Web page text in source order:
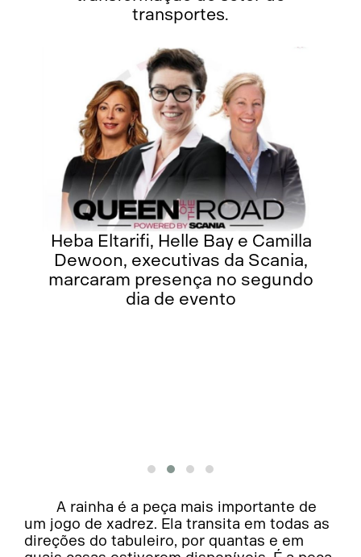
transportes.
Heba Eltarifi, Helle Bay e Camilla
Dewoon, executivas da Scania,
marcaram presença no segundo
dia de evento
A rainha é a peça mais importante de
um jogo de xadrez. Ela transita em todas as
direções do tabuleiro, por quantas e em